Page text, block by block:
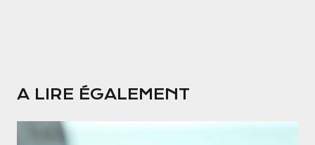
A LIRE ÉGALEMENT